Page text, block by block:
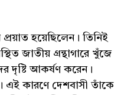
হয়েছিলেন। তিনিই
জাতীয় গ্রন্থাগারে খুঁজে
দৃষ্টি আকর্ষণ করেন।
এই কারণে দেশবাসী তাঁকে